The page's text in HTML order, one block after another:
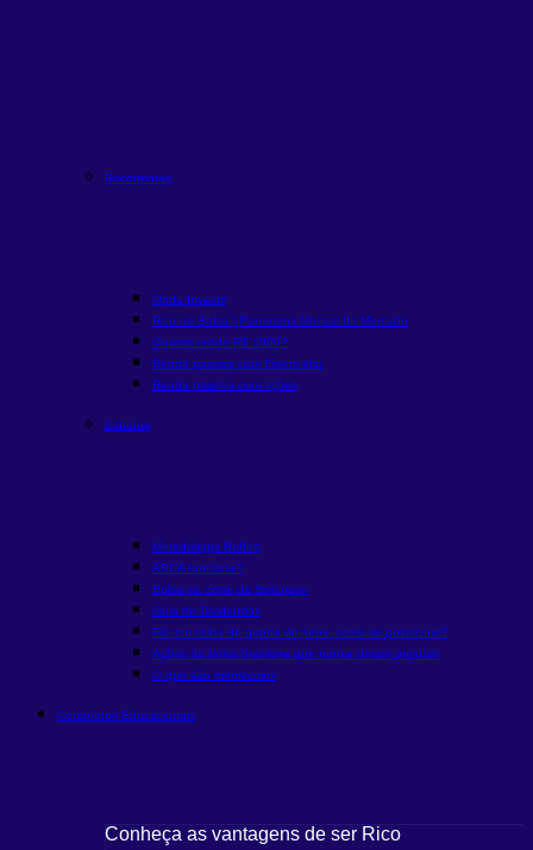
Recorrentes
Onde Investir
Rico na Bolsa | Panorama Mensal do Mercado
Quanto rende R$ 1000?
Renda passiva com Fiisem alta
Renda passiva com ações
Estudos
Metodologia Buffett
ARCA funciona?
Bolsa vs. corte da Selicnovo
Guia de Dividendos
Fiis em ciclos de queda de juros: como se posicionar?
Ações da bolsa brasileira que nunca deram prejuízo
O que são memecoins
Conteúdos Educacionais
Conheça as vantagens de ser Rico